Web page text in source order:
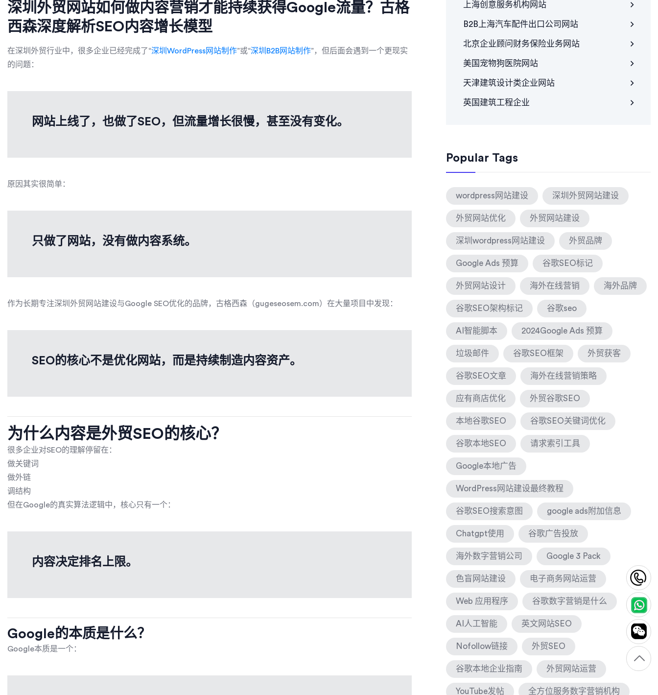
深圳外贸网站如何做内容营销才能持续获得Google流量？古格
西森深度解析SEO内容增长模型
在深圳外贸行业中，很多企业已经完成了“深圳WordPress网站制作”或“深圳B2B网站制作”，但后面会遇到一个更现实
的问题：
网站上线了，也做了SEO，但流量增长很慢，甚至没有变化。
原因其实很简单：
只做了网站，没有做内容系统。
作为长期专注深圳外贸网站建设与Google SEO优化的品牌，古格西森（gugeseosem.com）在大量项目中发现：
SEO的核心不是优化网站，而是持续制造内容资产。
为什么内容是外贸SEO的核心？
很多企业对SEO的理解停留在：
做关键词
做外链
调结构
但在Google的真实算法逻辑中，核心只有一个：
内容决定排名上限。
Google的本质是什么？
Google本质是一个：
上海创意服务机构网站
B2B上海汽车配件出口公司网站
北京企业顾问财务保险业务网站
美国宠物狗医院网站
天津建筑设计类企业网站
英国建筑工程企业
Popular Tags
wordpress网站建设 深圳外贸网站建设
外贸网站优化 外贸网站建设
深圳wordpress网站建设 外贸品牌
Google Ads 预算 谷歌SEO标记
外贸网站设计 海外在线营销 海外品牌
谷歌SEO架构标记 谷歌seo
AI智能脚本 2024Google Ads 预算
垃圾邮件 谷歌SEO框架 外贸获客
谷歌SEO文章 海外在线营销策略
应有商店优化 外贸谷歌SEO
本地谷歌SEO 谷歌SEO关键词优化
谷歌本地SEO 请求索引工具
Google本地广告
WordPress网站建设最终教程
谷歌SEO搜索意图 google ads附加信息
Chatgpt使用 谷歌广告投放
海外数字营销公司 Google 3 Pack
色盲网站建设 电子商务网站运营
Web 应用程序 谷歌数字营销是什么
AI人工智能 英文网站SEO
Nofollow链接 外贸SEO
谷歌本地企业指南 外贸网站运营
YouTube发帖 全方位服务数字营销机构